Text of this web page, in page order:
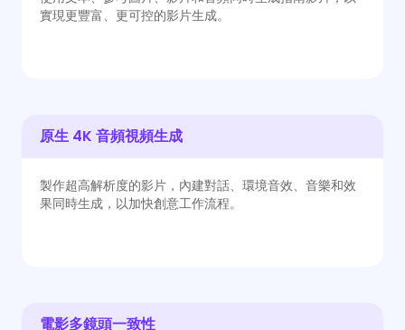
實現更豐富、更可控的影片生成。
原生 4K 音頻視頻生成
製作超高解析度的影片，內建對話、環境音效、音樂和效
果同時生成，以加快創意工作流程。
電影多鏡頭一致性